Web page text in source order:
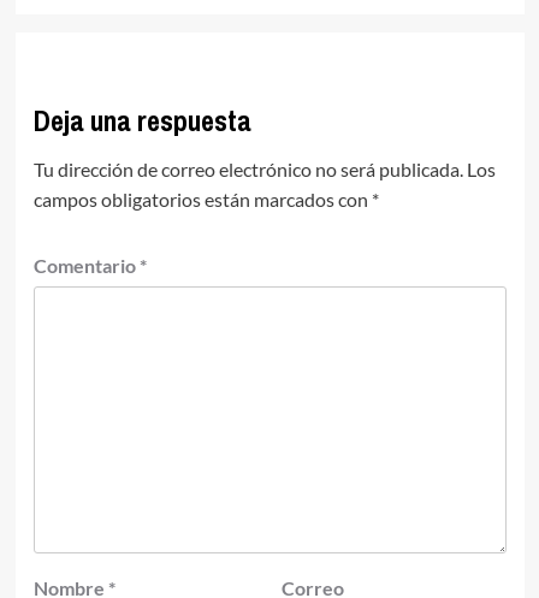
Deja una respuesta
Tu dirección de correo electrónico no será publicada. Los
campos obligatorios están marcados con *
Comentario *
Nombre * Correo